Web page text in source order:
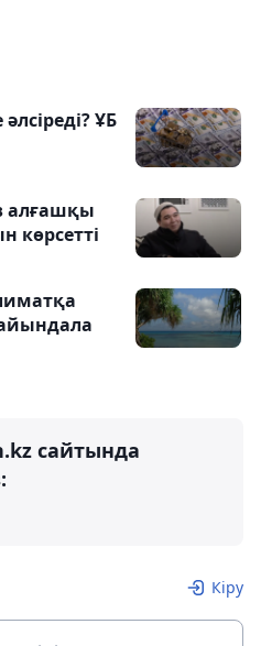
ҰБ
алғашқы
көрсетті
сайтында
Кіру